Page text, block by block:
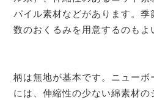
パイル素材などがあります。季
数のおくるみを用意するのもよ
柄は無地が基本です。ニュー
には、伸縮性の少ない綿素材